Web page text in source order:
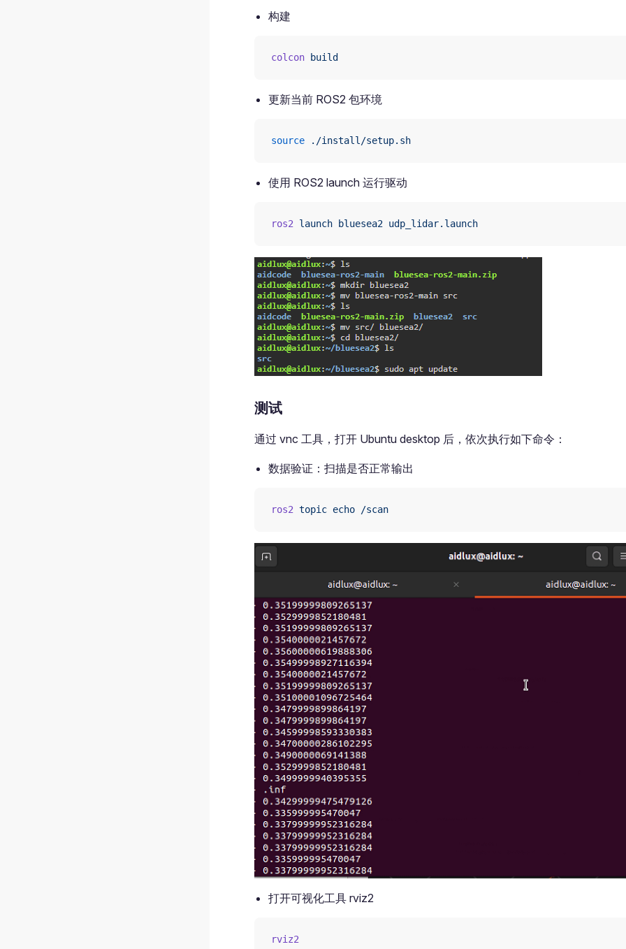
构建
colcon build
更新当前 ROS2 包环境
source ./install/setup.sh
使用 ROS2 launch 运行驱动
ros2 launch bluesea2 udp_lidar.launch
测试
通过 vnc 工具，打开 Ubuntu desktop 后，依次执行如下命令：
数据验证：扫描是否正常输出
ros2 topic echo /scan
打开可视化工具 rviz2
rviz2